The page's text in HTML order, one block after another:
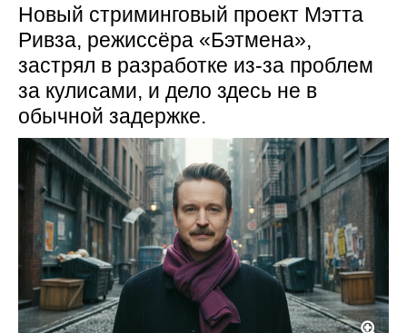
Новый стриминговый проект Мэтта
Ривза, режиссёра «Бэтмена»,
застрял в разработке из-за проблем
за кулисами, и дело здесь не в
обычной задержке.